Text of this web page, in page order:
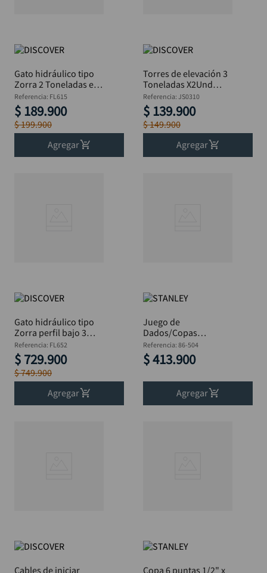
Gato hidráulico tipo
Zorra 2 Toneladas en
estuche DISCOVER
Referencia: FL615
$ 189.900
$199.900
Agregar
Torres de elevación 3
Toneladas X2Und
DISCOVER
Referencia: JS0310
$ 139.900
$149.900
Agregar
Gato hidráulico tipo
Zorra perfil bajo 3
Toneladas DISCOVER
Referencia: FL652
$ 729.900
$749.900
Agregar
Juego de
Dados/Copas
STANLEY 29 Piezas
1/2” Métrico – Ref. 86-
504
Referencia: 86-504
$413.900
Agregar
Cables de iniciar Copa 6 puntas 1/2" x